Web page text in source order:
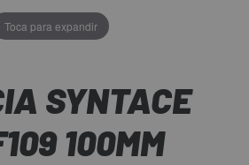
Toca para expandir
SYNTACE
100MM